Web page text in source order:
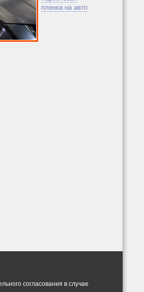
пленка на авто
согласования в случае